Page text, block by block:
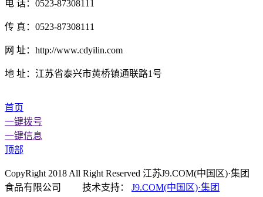
电 话：0523-87308111
传 真：0523-87308111
网 址：http://www.cdyilin.com
地 址：江苏省泰兴市黄桥镇通联路1号
首页
一键拨号
一键信息
顶部
CopyRight 2018 All Right Reserved 江苏J9.COM(中国区)·集团
食品有限公司 技术支持： J9.COM(中国区)·集团